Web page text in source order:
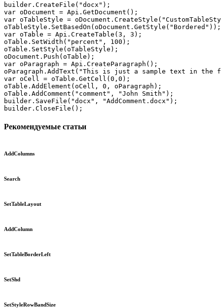
builder.CreateFile("docx");
var oDocument = Api.GetDocument();
var oTableStyle =
oTableStyle.SetBasedOn(oDocument.GetStyle("Bordered"));
var oTable = Api.CreateTable(3, 3);
oTable.SetWidth("percent", 100);
oTable.SetStyle(oTableStyle);
oDocument.Push(oTable);
var oParagraph = Api.CreateParagraph();
oParagraph.AddText("This is just a sample text in
var oCell = oTable.GetCell(0,0);
oTable.AddElement(oCell, 0, oParagraph);
oTable.AddComment("comment", "John Smith");
builder.SaveFile("docx", "AddComment.docx");
builder.CloseFile();
Рекомендуемые статьи
AddColumns
Search
SetTableLayout
AddColumn
SetTableBorderLeft
SetShd
SetStyleRowBandSize